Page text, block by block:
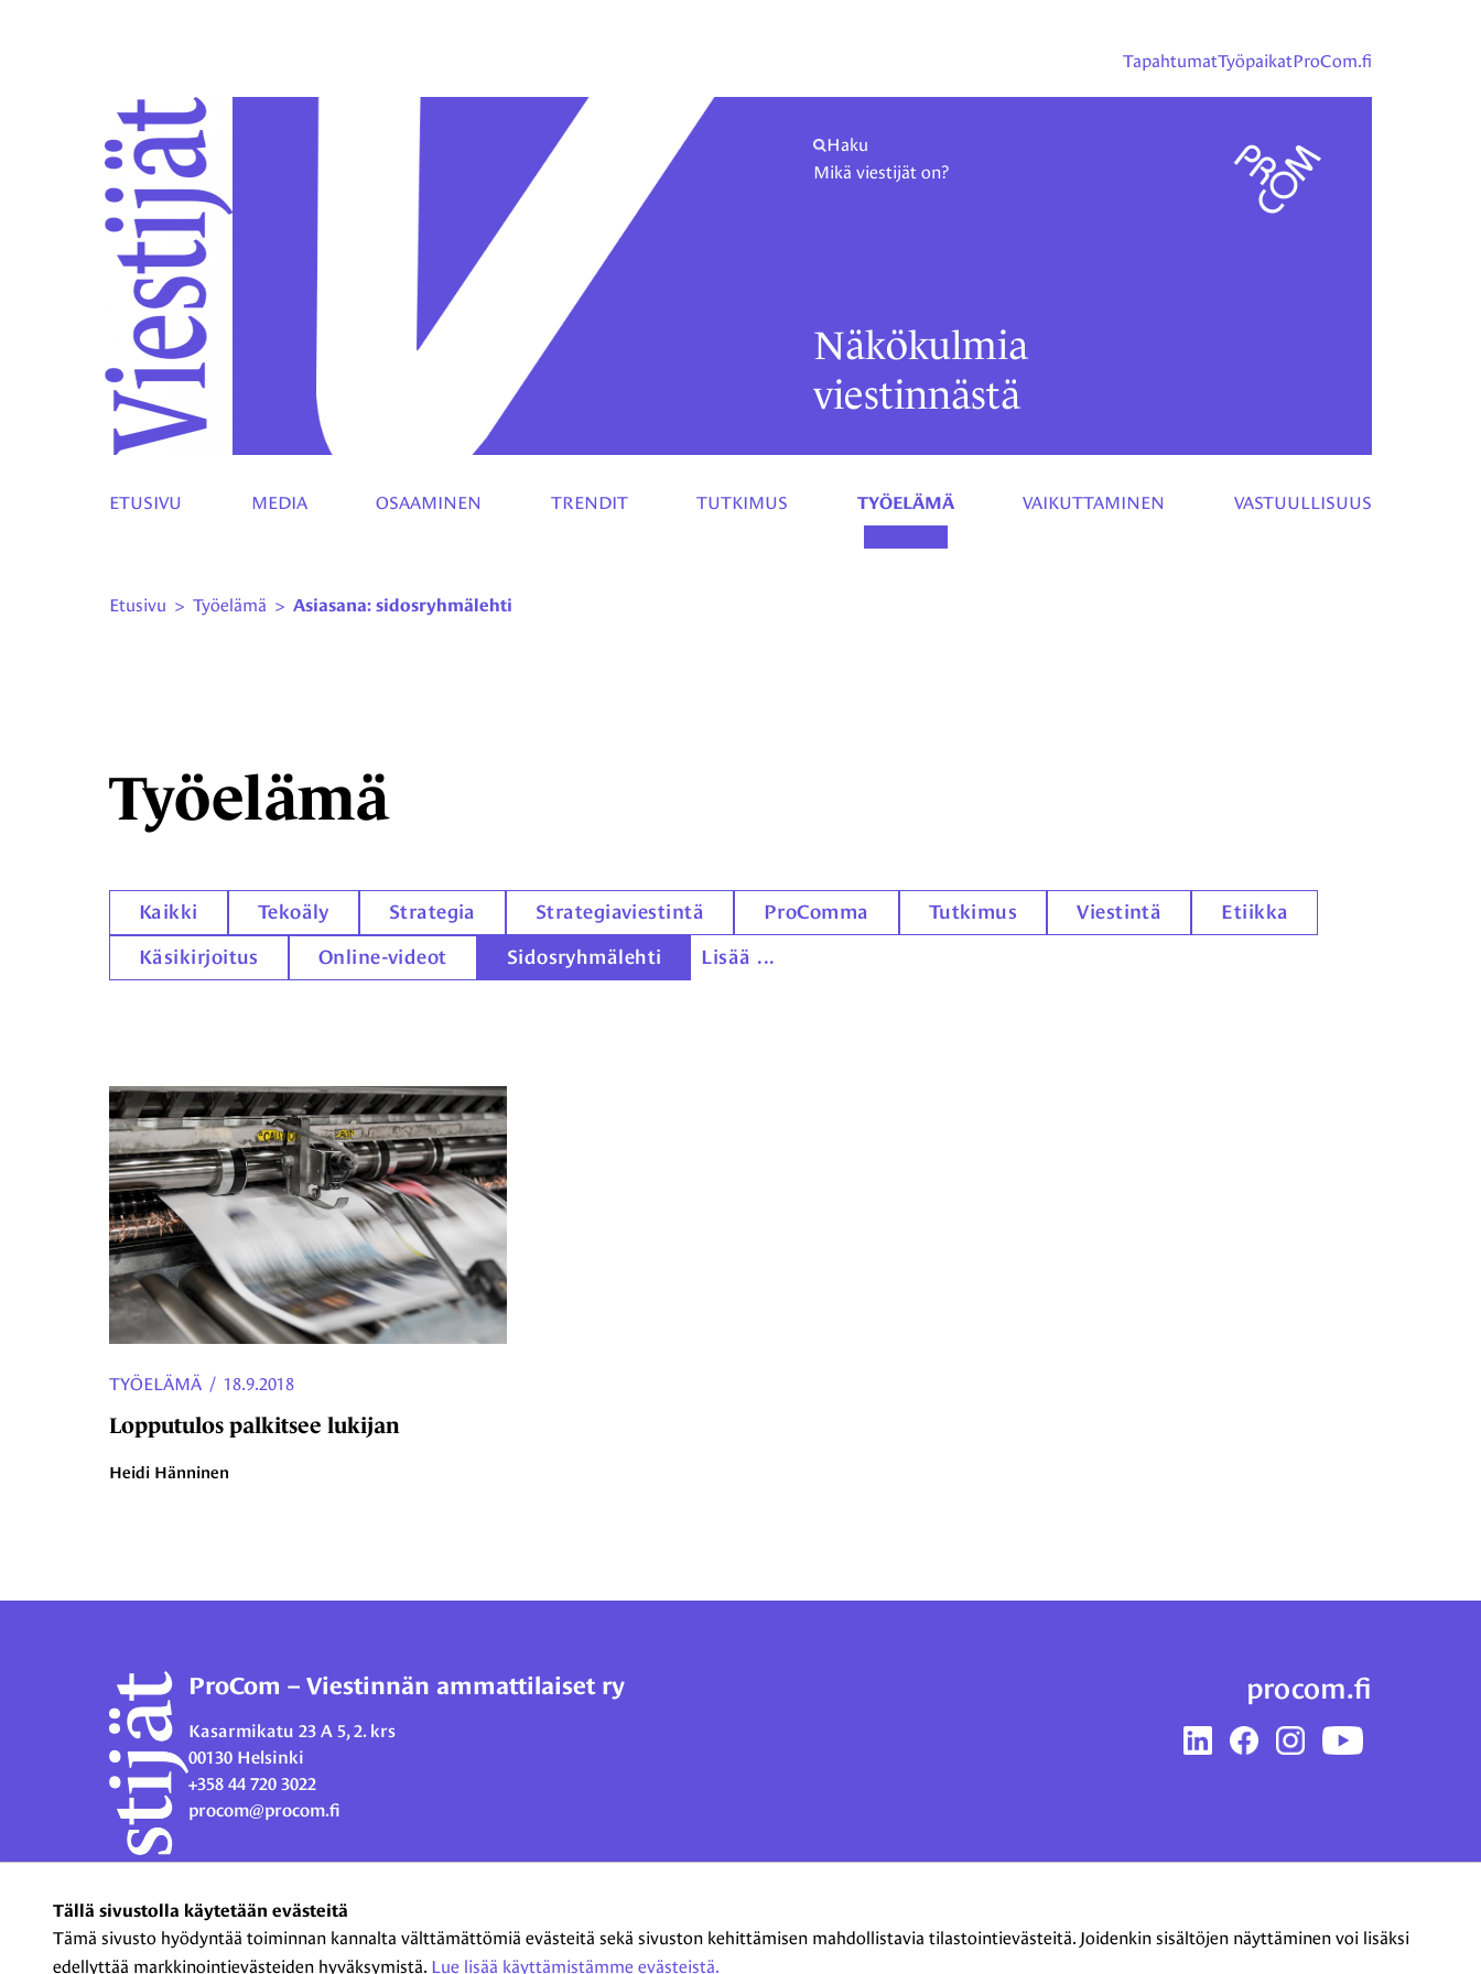
Tällä sivustolla käytetään evästeitä
Tämä sivusto hyödyntää toiminnan kannalta välttämättömiä evästeitä sekä sivuston kehittämisen mahdollistavia tilastointievästeitä. Joidenkin sisältöjen näyttäminen voi lisäksi
edellyttää markkinointievästeiden hyväksymistä. Lue lisää käyttämistämme evästeistä.​​​​​​
TapahtumatTyöpaikatProCom.fi
Näkökulmia
viestinnästä
Haku
Mikä viestijät on?
ETUSIVU MEDIA OSAAMINEN TRENDIT TUTKIMUS TYÖELÄMÄ VAIKUTTAMINEN VASTUULLISUUS
Etusivu > Työelämä > Asiasana: sidosryhmälehti
Työelämä
Kaikki Tekoäly Strategia Strategiaviestintä ProComma Tutkimus Viestintä Etiikka
Käsikirjoitus Online-videot Sidosryhmälehti Lisää ...
Lopputulos palkitsee lukijan
TYÖELÄMÄ / 18.9.2018
Heidi Hänninen
ProCom – Viestinnän ammattilaiset ry
Kasarmikatu 23 A 5, 2. krs
00130 Helsinki
+358 44 720 3022
procom@procom.fi
procom.fi
LinkedInFacebookInstagramYouTube